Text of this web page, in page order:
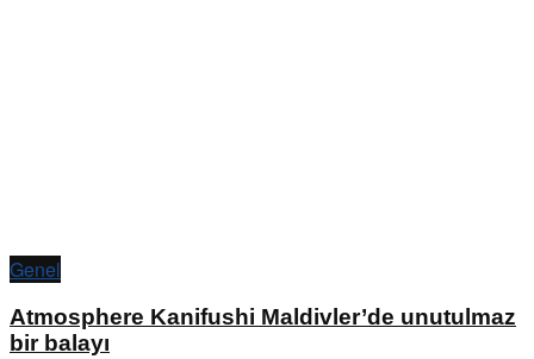
Genel
Atmosphere Kanifushi Maldivler’de unutulmaz
bir balayı